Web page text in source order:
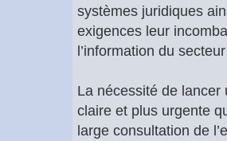
systèmes juridiques
exigences leur
l’information du
La nécessité de lancer
claire et plus urgente
large consultation de